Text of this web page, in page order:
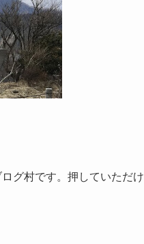
グ村です。押していただけ